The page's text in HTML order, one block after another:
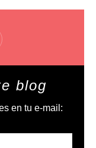
blog
en tu e-mail: